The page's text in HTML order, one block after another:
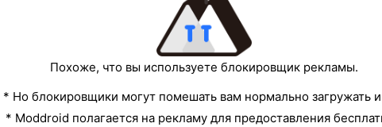
Похоже, что вы используете блокировщик рекламы.
* Но блокировщики могут помешать вам нормально загружать
* Moddroid полагается на рекламу для предоставления